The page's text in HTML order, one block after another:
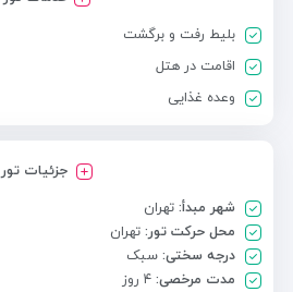
بلیط رفت و برگشت
اقامت در هتل
وعده غذایی
جزئیات تور
شهر مبدأ: تهران
محل حرکت تور: تهران
درجه سختی: سبک
مدت مرخصی: ۴ روز